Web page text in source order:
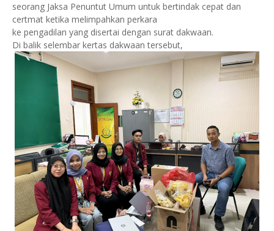
seorang Jaksa Penuntut Umum untuk bertindak cepat dan
certmat ketika melimpahkan perkara
ke pengadilan yang disertai dengan surat dakwaan.
Di balik selembar kertas dakwaan tersebut,